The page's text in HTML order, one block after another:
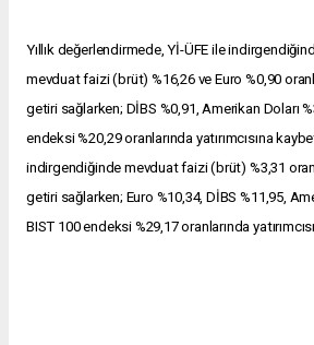
Yıllık değerlendirmede, Yİ-ÜFE ile
mevduat faizi (brüt) %16,26 ve Euro %0,90
getiri sağlarken; DİBS %0,91, Amerikan Doları
endeksi %20,29 oranlarında yatırımcısına
indirgendiğinde mevduat faizi (brüt) %3,31
getiri sağlarken; Euro %10,34, DİBS %11,95,
BIST 100 endeksi %29,17 oranlarında